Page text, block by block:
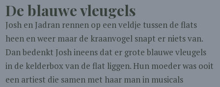
De blauwe vleugels
Josh en Jadran rennen op een veldje tussen de flats
heen en weer maar de kraanvogel snapt er niets van.
Dan bedenkt Josh ineens dat er grote blauwe vleugels
in de kelderbox van de flat liggen. Hun moeder was ooit
een artiest die samen met haar man in musicals